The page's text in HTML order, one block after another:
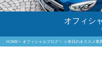
工
保
オフィシ
HOME オフィシャルブログ ☆本日のオススメ車